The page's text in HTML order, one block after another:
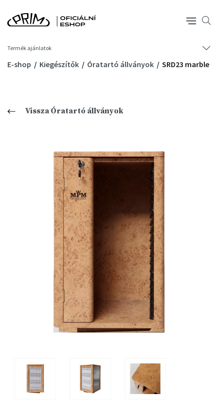
Termék ajánlatok
E-shop Kiegészítők Óratartó állványok SRD23 marble
Vissza Óratartó állványok